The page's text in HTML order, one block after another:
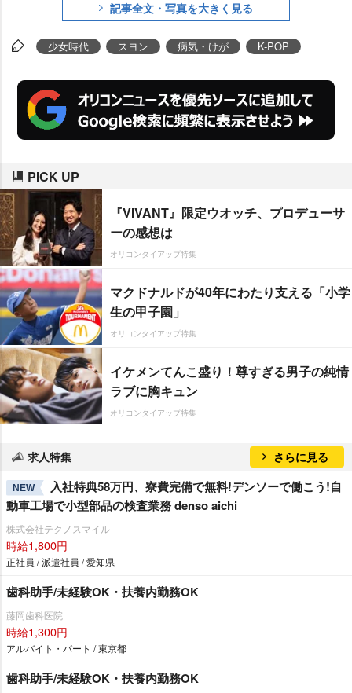
記事全文・写真を大きく見る
少女時代 スヨン 病気・けが K-POP
PICK UP
『VIVANT』限定ウオッチ、プロデューサ
ーの感想は
オリコンタイアップ特集
マクドナルドが40年にわたり支える「小学
生の甲子園」
オリコンタイアップ特集
イケメンてんこ盛り！尊すぎる男子の純情
ラブに胸キュン
オリコンタイアップ特集
求人特集 さらに見る
NEW
入社特典58万円、寮費完備で無料!デンソーで働こう!自
動車工場で小型部品の検査業務 denso aichi
株式会社テクノスマイル
時給1,800円
正社員 / 派遣社員 / 愛知県
歯科助手/未経験OK・扶養内勤務OK
藤岡歯科医院
時給1,300円
アルバイト・パート / 東京都
歯科助手/未経験OK・扶養内勤務OK